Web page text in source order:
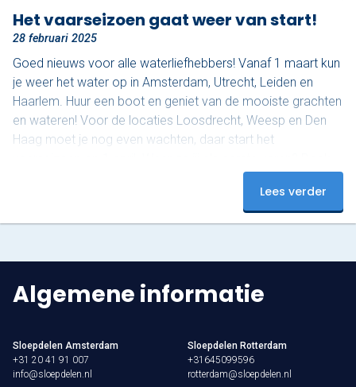
Het vaarseizoen gaat weer van start!
28 februari 2025
Goed nieuws voor alle waterliefhebbers! Vanaf 1 maart kun
je weer het water op in Amsterdam, Utrecht, Leiden en
Haarlem. Huur een boot en geniet van de mooiste grachten
en wateren! Voor de locaties Loosdrecht, Weesp en Den
Haag moet je nog even wachten, daar start het
nu en beleef een onvergetelijke start van het seizoen!
Lees verder
Algemene informatie
Sloepdelen Amsterdam
+31 20 41 91 007
info@sloepdelen.nl
Sloepdelen Rotterdam
+31645099596
rotterdam@sloepdelen.nl